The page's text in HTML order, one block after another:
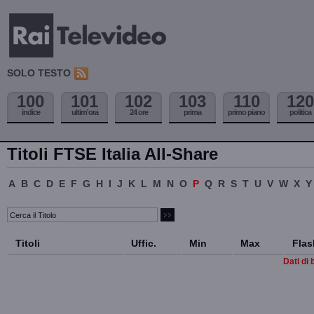
SOLO TESTO
100
indice
101
ultim'ora
102
24 ore
103
prima
110
primo piano
120
politica
Titoli FTSE Italia All-Share
A B C D E F G H I J K L M N O P Q R S T U V W X Y
Titoli Uffic. Min Max
Dati di